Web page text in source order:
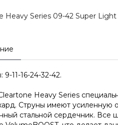
Heavy Series 09-42 Super Light
9-11-16-24-32-42.
Heavy Series
Струны имеют усиленную
стальной сердечник. Все